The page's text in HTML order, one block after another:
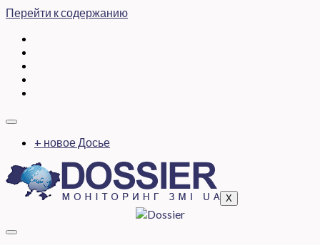
Перейти к содержанию
+ новое Досье
X